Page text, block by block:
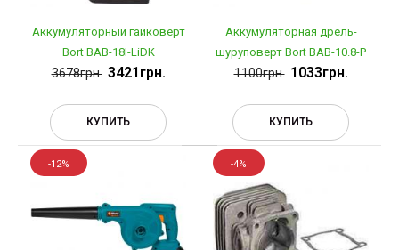
Аккумуляторный гайковерт
Bort BAB-18I-LiDK
3678грн. 3421грн.
КУПИТЬ
Аккумуляторная дрель-
шуруповерт Bort BAB-10.8-P
1100грн. 1033грн.
КУПИТЬ
-12% -4%